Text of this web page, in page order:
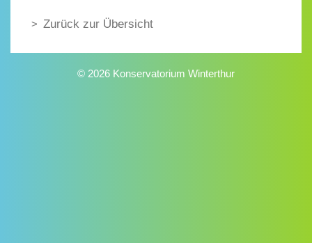
Zurück zur Übersicht
© 2026 Konservatorium Winterthur